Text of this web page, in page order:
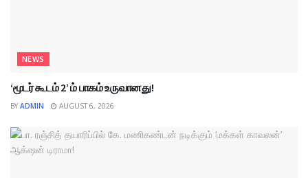
NEWS
‘மூடர் கூடம் 2’ ம் பாகம் உருவானது!
BY ADMIN AUGUST 6, 2026